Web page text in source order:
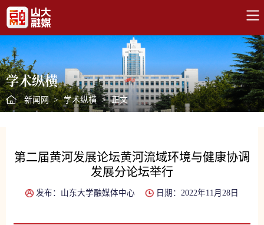
学术纵横
新闻网 > 学术纵横 > 正文
第二届黄河发展论坛黄河流域环境与健康协调
发展分论坛举行
发布：山东大学融媒体中心 日期：2022年11月28日